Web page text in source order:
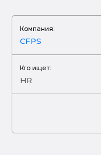
Компания:
CFPS
Кто ищет:
HR